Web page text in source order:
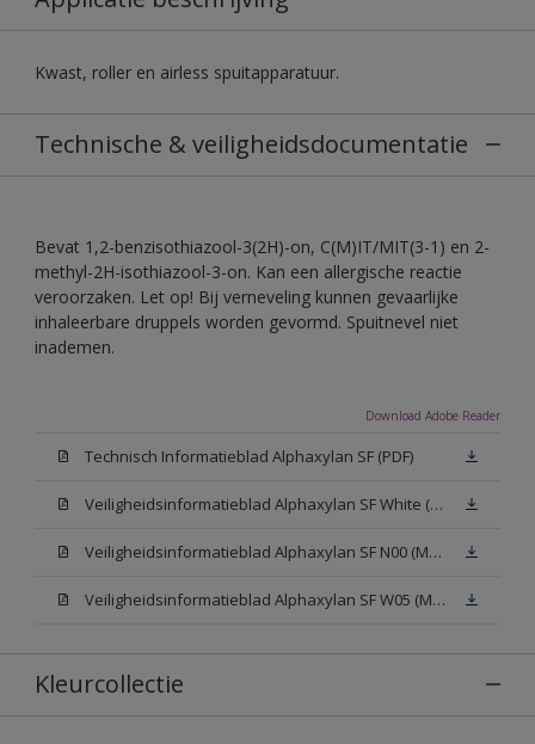
Kwast, roller en airless spuitapparatuur.
Technische & veiligheidsdocumentatie
Bevat 1,2-benzisothiazool-3(2H)-on, C(M)IT/MIT(3-1) en 2-
methyl-2H-isothiazool-3-on. Kan een allergische reactie
veroorzaken. Let op! Bij verneveling kunnen gevaarlijke
inhaleerbare druppels worden gevormd. Spuitnevel niet
inademen.
Download Adobe Reader
Technisch Informatieblad Alphaxylan SF (PDF)
Veiligheidsinformatieblad Alphaxylan SF White (MSDS)
Veiligheidsinformatieblad Alphaxylan SF N00 (MSDS)
Veiligheidsinformatieblad Alphaxylan SF W05 (MSDS)
Kleurcollectie